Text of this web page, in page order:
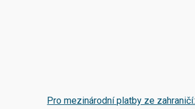
Pro mezinárodní platby ze zahraničí: